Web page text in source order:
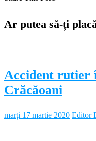
Ar putea să-ți
Accident rutier
Crăcăoani
marți 17 martie 2020 Editor